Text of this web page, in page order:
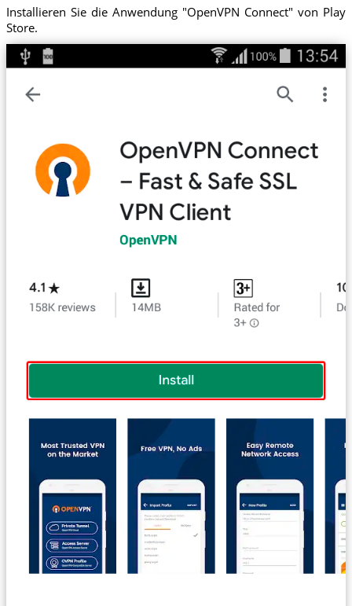
Installieren Sie die Anwendung "OpenVPN Connect" von Play
Store.